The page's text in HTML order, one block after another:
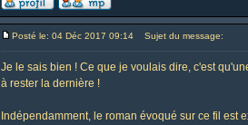
Posté le: 04 Déc 2017 09:14 Sujet du message:
Je le sais bien ! Ce que je voulais dire, c'est
à rester la dernière !
Indépendamment, le roman évoqué sur ce fil est